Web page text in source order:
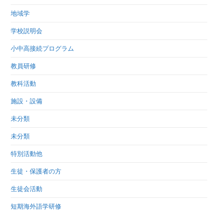
地域学
学校説明会
小中高接続プログラム
教員研修
教科活動
施設・設備
未分類
未分類
特別活動他
生徒・保護者の方
生徒会活動
短期海外語学研修